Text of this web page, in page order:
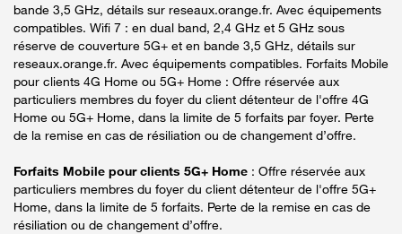
bande 3,5 GHz, détails sur reseaux.orange.fr. Avec équipements
compatibles. Wifi 7 : en dual band, 2,4 GHz et 5 GHz sous
réserve de couverture 5G+ et en bande 3,5 GHz, détails sur
reseaux.orange.fr. Avec équipements compatibles. Forfaits Mobile
pour clients 4G Home ou 5G+ Home : Offre réservée aux
particuliers membres du foyer du client détenteur de l'offre 4G
Home ou 5G+ Home, dans la limite de 5 forfaits par foyer. Perte
de la remise en cas de résiliation ou de changement d’offre.
Forfaits Mobile pour clients 5G+ Home : Offre réservée aux
particuliers membres du foyer du client détenteur de l'offre 5G+
Home, dans la limite de 5 forfaits. Perte de la remise en cas de
résiliation ou de changement d’offre.